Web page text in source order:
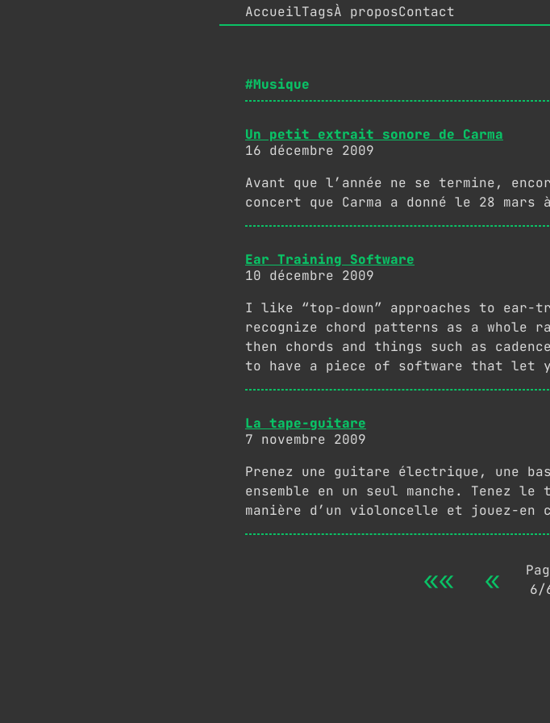
AccueilTagsÀ proposContact
#Musique
Un petit extrait sonore de Carma
16 décembre 2009
Avant que l’année ne se termine,
concert que Carma a donné le 28 mars
Ear Training Software
10 décembre 2009
I like “top-down” approaches to
recognize chord patterns as a
then chords and things such as
to have a piece of software that let
La tape-guitare
7 novembre 2009
Prenez une guitare électrique, une
ensemble en un seul manche. Tenez
manière d’un violoncelle et jouez-en
«« «
6/